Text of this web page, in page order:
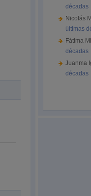
décadas
Nicolás
últimas
Fátima
décadas
Juanma
décadas